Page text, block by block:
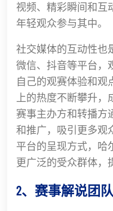
视频、精彩瞬间和互
年轻观众参与其中。
社交媒体的互动性也
微信、抖音等平台，
自己的观赛体验和观
上的热度不断攀升，
赛事主办方和转播方
和推广，吸引更多观
平台的呈现方式，哈
更广泛的受众群体，
2、赛事解说团